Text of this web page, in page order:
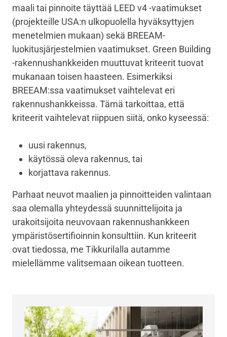
maali tai pinnoite täyttää LEED v4 -vaatimukset
(projekteille USA:n ulkopuolella hyväksyttyjen
menetelmien mukaan) sekä BREEAM-
luokitusjärjestelmien vaatimukset. Green Building
-rakennushankkeiden muuttuvat kriteerit tuovat
mukanaan toisen haasteen. Esimerkiksi
BREEAM:ssa vaatimukset vaihtelevat eri
rakennushankkeissa. Tämä tarkoittaa, että
kriteerit vaihtelevat riippuen siitä, onko kyseessä:
uusi rakennus,
käytössä oleva rakennus, tai
korjattava rakennus.
Parhaat neuvot maalien ja pinnoitteiden valintaan
saa olemalla yhteydessä suunnittelijoita ja
urakoitsijoita neuvovaan rakennushankkeen
ympäristösertifioinnin konsulttiin. Kun kriteerit
ovat tiedossa, me Tikkurilalla autamme
mielellämme valitsemaan oikean tuotteen.